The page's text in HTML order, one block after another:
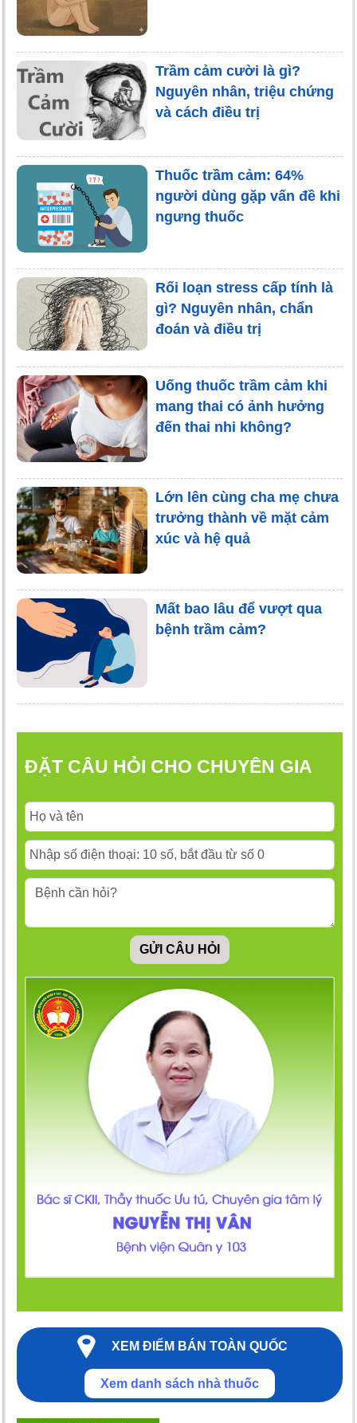
Trầm cảm cười là gì?
Nguyên nhân, triệu chứng
và cách điều trị
Thuốc trầm cảm: 64%
người dùng gặp vấn đề khi
ngưng thuốc
Rối loạn stress cấp tính là
gì? Nguyên nhân, chẩn
đoán và điều trị
Uống thuốc trầm cảm khi
mang thai có ảnh hưởng
đến thai nhi không?
Lớn lên cùng cha mẹ chưa
trưởng thành về mặt cảm
xúc và hệ quả
Mất bao lâu để vượt qua
bệnh trầm cảm?
ĐẶT CÂU HỎI CHO CHUYÊN GIA
GỬI CÂU HỎI
XEM ĐIỂM BÁN TOÀN QUỐC
Xem danh sách nhà thuốc